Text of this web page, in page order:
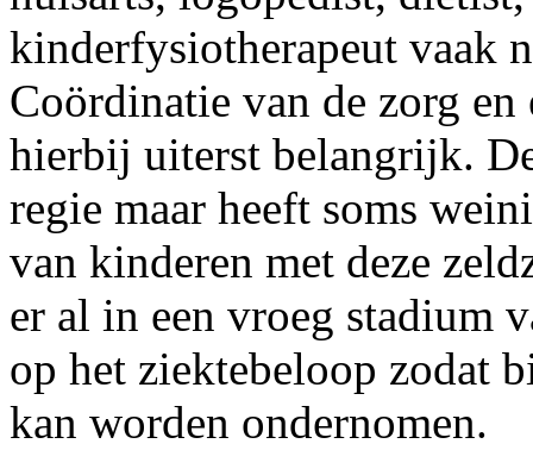
kinderfysiotherapeut vaak
Coördinatie van de zorg
hierbij uiterst belangrijk.
regie maar heeft soms
van kinderen met deze
er al in een vroeg stadium
op het ziektebeloop zodat
kan worden ondernomen.